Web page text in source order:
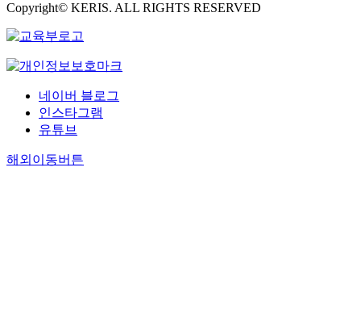
Copyright© KERIS. ALL RIGHTS RESERVED
네이버 블로그
인스타그램
유튜브
해외이동버튼